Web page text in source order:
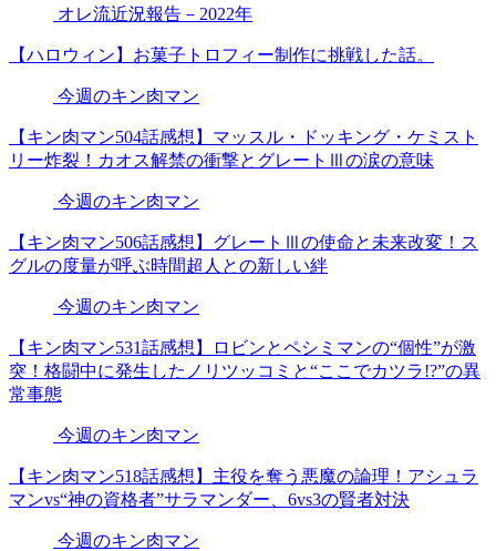
オレ流近況報告－2022年
【ハロウィン】お菓子トロフィー制作に挑戦した話。
今週のキン肉マン
【キン肉マン504話感想】マッスル・ドッキング・ケミスト
リー炸裂！カオス解禁の衝撃とグレートⅢの涙の意味
今週のキン肉マン
【キン肉マン506話感想】グレートⅢの使命と未来改変！ス
グルの度量が呼ぶ時間超人との新しい絆
今週のキン肉マン
【キン肉マン531話感想】ロビンとペシミマンの“個性”が激
突！格闘中に発生したノリツッコミと“ここでカツラ!?”の異
常事態
今週のキン肉マン
【キン肉マン518話感想】主役を奪う悪魔の論理！アシュラ
マンvs“神の資格者”サラマンダー、6vs3の賢者対決
今週のキン肉マン